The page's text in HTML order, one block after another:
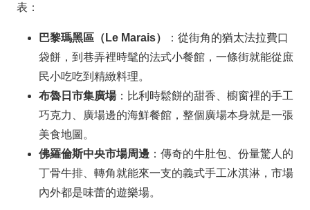
表：
巴黎瑪黑區（Le Marais）
：從街角的猶太法拉費口
袋餅，到巷弄裡時髦的法式小餐館，一條街就能從庶
民小吃吃到精緻料理。
布魯日市集廣場：比利時鬆餅的甜香、櫥窗裡的手工
巧克力、廣場邊的海鮮餐館，整個廣場本身就是一張
美食地圖。
佛羅倫斯中央市場周邊 ：傳奇的牛肚包、份量驚人的
丁骨牛排、轉角就能來一支的義式手工冰淇淋，市場
內外都是味蕾的遊樂場。